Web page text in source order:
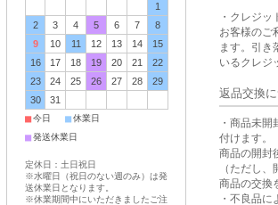
・クレジ
お客様のご
ます。引き
いるクレジ
返品交換
・商品未
付けます。
商品の開封
（ただし
商品の交換
・不良品
1
2
3 4 5 6 7
8
9
10 11 12 13 14
15
16
17 18 19 20 21
22
23
24 25 26 27 28
29
30
31
■今日 ■休業日
■発送休業日
定休日：土日祝日
※水曜日（祝日のない週のみ）は発
送休業日となります。
※休業期間中にいただきましたご注